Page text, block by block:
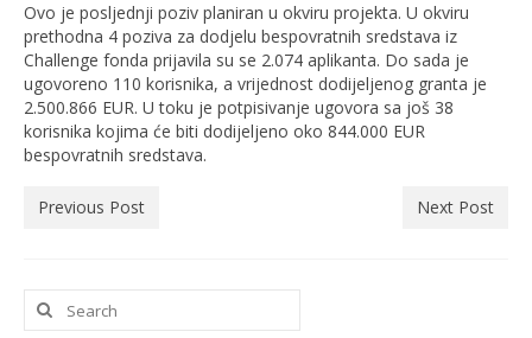
Ovo je posljednji poziv planiran u okviru projekta. U okviru
prethodna 4 poziva za dodjelu bespovratnih sredstava iz
Challenge fonda prijavila su se 2.074 aplikanta. Do sada je
ugovoreno 110 korisnika, a vrijednost dodijeljenog granta je
2.500.866 EUR. U toku je potpisivanje ugovora sa još 38
korisnika kojima će biti dodijeljeno oko 844.000 EUR
bespovratnih sredstava.
Previous Post Next Post
Search
for: